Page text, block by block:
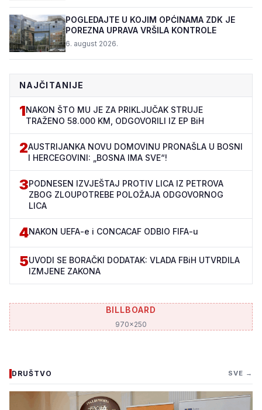
POGLEDAJTE U KOJIM OPĆINAMA ZDK JE
POREZNA UPRAVA VRŠILA KONTROLE
6. august 2026.
NAJČITANIJE
1NAKON ŠTO MU JE ZA PRIKLJUČAK STRUJE
TRAŽENO 58.000 KM, ODGOVORILI IZ EP BiH
2AUSTRIJANKA NOVU DOMOVINU PRONAŠLA U BOSNI
I HERCEGOVINI: „BOSNA IMA SVE“!
3PODNESEN IZVJEŠTAJ PROTIV LICA IZ PETROVA
ZBOG ZLOUPOTREBE POLOŽAJA ODGOVORNOG
LICA
4NAKON UEFA-e i CONCACAF ODBIO FIFA-u
5UVODI SE BORAČKI DODATAK: VLADA FBiH UTVRDILA
IZMJENE ZAKONA
BILLBOARD
970x250
DRUŠTVO SVE →